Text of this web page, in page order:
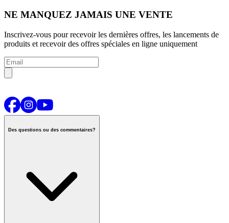
NE MANQUEZ JAMAIS UNE VENTE
Inscrivez-vous pour recevoir les dernières offres, les lancements de
produits et recevoir des offres spéciales en ligne uniquement
Des questions ou des commentaires?